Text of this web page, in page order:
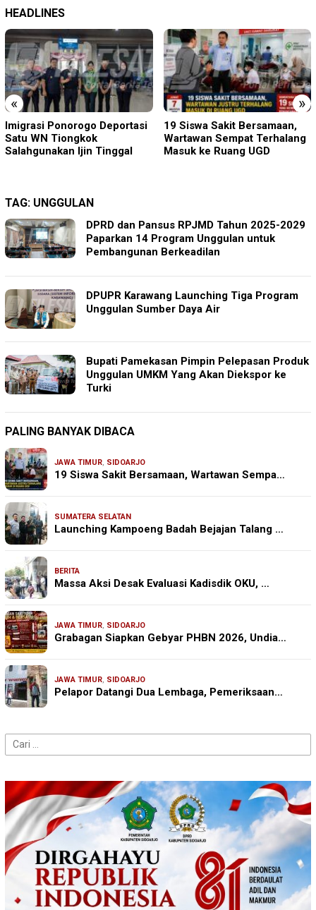
HEADLINES
« »
19 Siswa Sakit Bersamaan,
Wartawan Sempat Terhalang
Masuk ke Ruang UGD
Sambut HUT RI ke-81 di
Gunung Sanggabuana, KPU
Karawang Jaga Stamina
TAG: UNGGULAN
DPRD dan Pansus RPJMD Tahun 2025-2029
Paparkan 14 Program Unggulan untuk
Pembangunan Berkeadilan
DPUPR Karawang Launching Tiga Program
Unggulan Sumber Daya Air
Bupati Pamekasan Pimpin Pelepasan Produk
Unggulan UMKM Yang Akan Diekspor ke
Turki
PALING BANYAK DIBACA
JAWA TIMUR, SIDOARJO
19 Siswa Sakit Bersamaan, Wartawan Sempa…
SUMATERA SELATAN
Launching Kampoeng Badah Bejajan Talang …
BERITA
Massa Aksi Desak Evaluasi Kadisdik OKU, …
JAWA TIMUR, SIDOARJO
Grabagan Siapkan Gebyar PHBN 2026, Undia…
JAWA TIMUR, SIDOARJO
Pelapor Datangi Dua Lembaga, Pemeriksaan…
Cari
untuk: